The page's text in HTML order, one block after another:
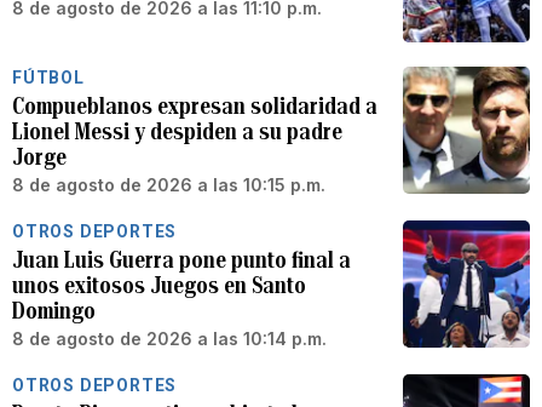
8 de agosto de 2026 a las 11:10 p.m.
FÚTBOL
Compueblanos expresan solidaridad a
Lionel Messi y despiden a su padre
Jorge
8 de agosto de 2026 a las 10:15 p.m.
OTROS DEPORTES
Juan Luis Guerra pone punto final a
unos exitosos Juegos en Santo
Domingo
8 de agosto de 2026 a las 10:14 p.m.
OTROS DEPORTES